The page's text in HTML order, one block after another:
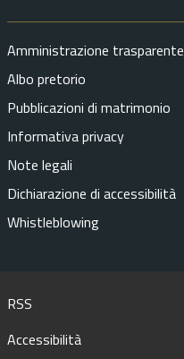
Amministrazione trasparente
Albo pretorio
Pubblicazioni di matrimonio
Informativa privacy
Note legali
Dichiarazione di accessibilità
Whistleblowing
RSS
Accessibilità